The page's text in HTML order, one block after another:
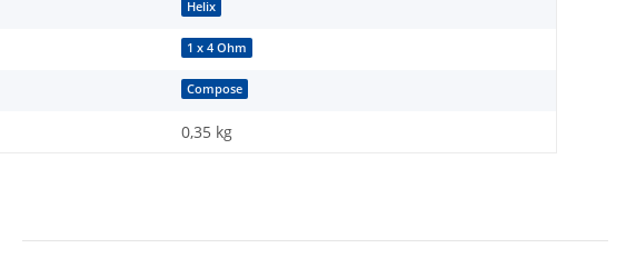
Helix
1 x 4 Ohm
Compose
0,35 kg